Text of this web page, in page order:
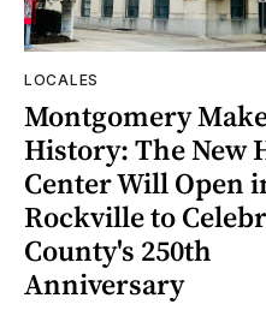
LOCALES
Montgomery
History: The New
Center Will Open
Rockville to
County's 250th
Anniversary